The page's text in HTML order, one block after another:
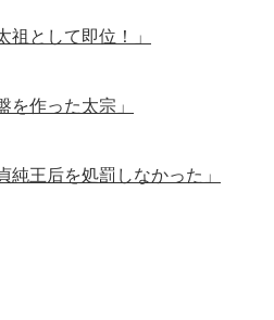
祖として即位！」
を作った太宗」
純王后を処罰しなかった」